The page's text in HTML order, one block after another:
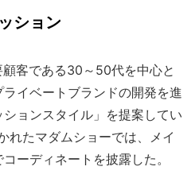
ション
客である30～50代を中心と
イベートブランドの開発を進
ョンスタイル」を提案してい
れたマダムショーでは、メイ
ーディネートを披露した。